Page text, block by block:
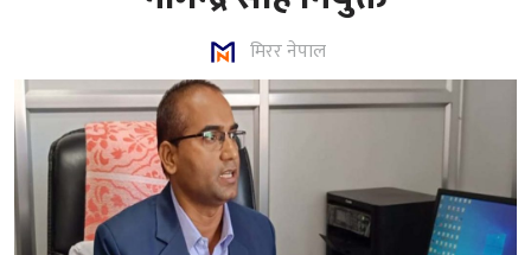
मिरर नेपाल